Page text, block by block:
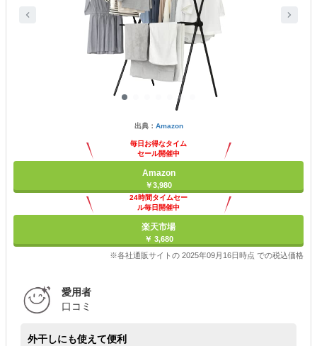
出典： Amazon
毎日お得なタイム
セール開催中
Amazon
￥3,980
24時間タイムセー
ル毎日開催中
楽天市場
￥ 3,680
※各社通販サイトの 2025年09月16日時点 での税込価格
愛用者
口コミ
外干しにも使えて便利